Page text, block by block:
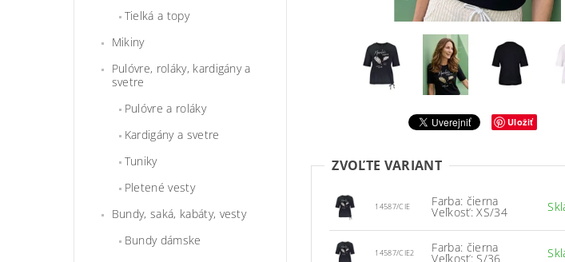
Tielká a topy
Mikiny
Pulóvre, roláky, kardigány a
svetre
Pulóvre a roláky
Kardigány a svetre
Tuniky
Pletené vesty
Bundy, saká, kabáty, vesty
Bundy dámske
Uložiť
ZVOĽTE VARIANT
14587/CIE Farba: čierna
Veľkosť: XS/34
14587/CIE2 Farba: čierna
Veľkosť: S/36